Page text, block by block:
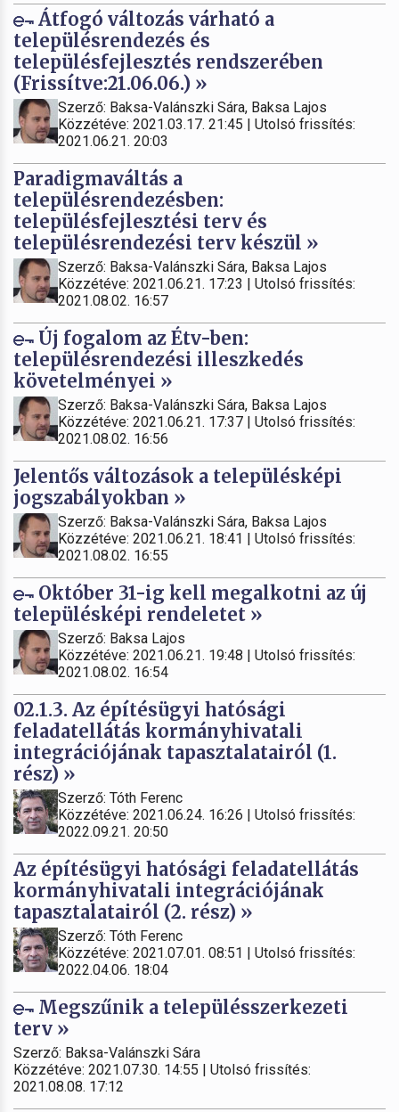
Átfogó változás várható a
településrendezés és
településfejlesztés rendszerében
(Frissítve:21.06.06.) »
Szerző: Baksa-Valánszki Sára, Baksa Lajos
Közzétéve: 2021.03.17. 21:45 | Utolsó frissítés:
2021.06.21. 20:03
Paradigmaváltás a
településrendezésben:
településfejlesztési terv és
településrendezési terv készül »
Szerző: Baksa-Valánszki Sára, Baksa Lajos
Közzétéve: 2021.06.21. 17:23 | Utolsó frissítés:
2021.08.02. 16:57
Új fogalom az Étv-ben:
településrendezési illeszkedés
követelményei »
Szerző: Baksa-Valánszki Sára, Baksa Lajos
Közzétéve: 2021.06.21. 17:37 | Utolsó frissítés:
2021.08.02. 16:56
Jelentős változások a településképi
jogszabályokban »
Szerző: Baksa-Valánszki Sára, Baksa Lajos
Közzétéve: 2021.06.21. 18:41 | Utolsó frissítés:
2021.08.02. 16:55
Október 31-ig kell megalkotni az új
településképi rendeletet »
Szerző: Baksa Lajos
Közzétéve: 2021.06.21. 19:48 | Utolsó frissítés:
2021.08.02. 16:54
02.1.3. Az építésügyi hatósági
feladatellátás kormányhivatali
integrációjának tapasztalatairól (1.
rész) »
Szerző: Tóth Ferenc
Közzétéve: 2021.06.24. 16:26 | Utolsó frissítés:
2022.09.21. 20:50
Az építésügyi hatósági feladatellátás
kormányhivatali integrációjának
tapasztalatairól (2. rész) »
Szerző: Tóth Ferenc
Közzétéve: 2021.07.01. 08:51 | Utolsó frissítés:
2022.04.06. 18:04
Megszűnik a településszerkezeti
terv »
Szerző: Baksa-Valánszki Sára
Közzétéve: 2021.07.30. 14:55 | Utolsó frissítés:
2021.08.08. 17:12